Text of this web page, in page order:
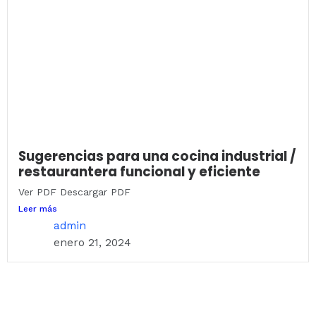
Sugerencias para una cocina industrial /
restaurantera funcional y eficiente
Ver PDF Descargar PDF
Leer más
admin
enero 21, 2024